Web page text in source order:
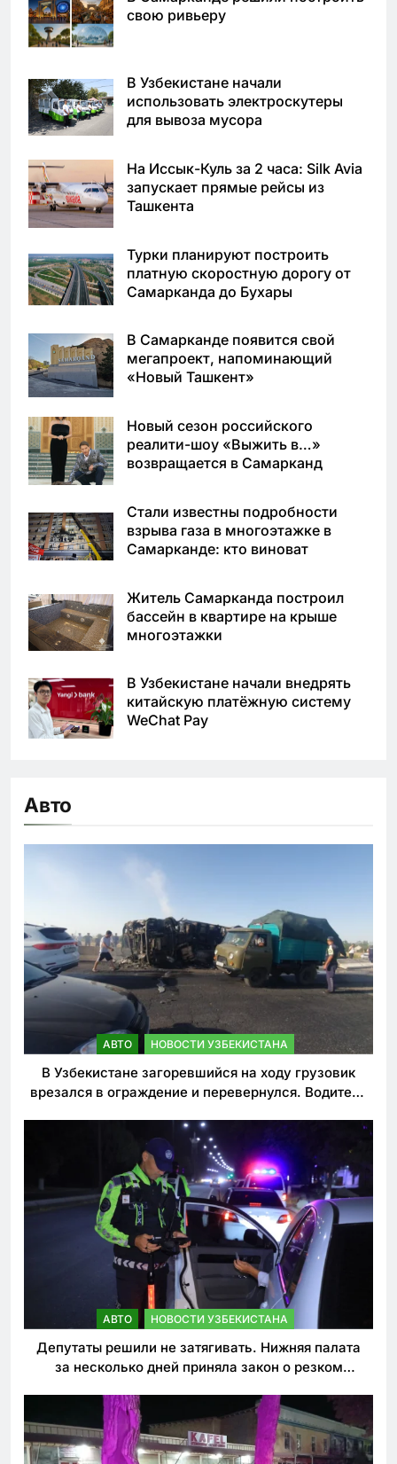
свою ривьеру
В Узбекистане начали
использовать электроскутеры
для вывоза мусора
На Иссык-Куль за 2 часа: Silk Avia
запускает прямые рейсы из
Ташкента
Турки планируют построить
платную скоростную дорогу от
Самарканда до Бухары
В Самарканде появится свой
мегапроект, напоминающий
«Новый Ташкент»
Новый сезон российского
реалити-шоу «Выжить в…»
возвращается в Самарканд
Стали известны подробности
взрыва газа в многоэтажке в
Самарканде: кто виноват
Житель Самарканда построил
бассейн в квартире на крыше
многоэтажки
В Узбекистане начали внедрять
китайскую платёжную систему
WeChat Pay
Авто
АВТО НОВОСТИ УЗБЕКИСТАНА
В Узбекистане загоревшийся на ходу грузовик
врезался в ограждение и перевернулся. Водитель
АВТО НОВОСТИ УЗБЕКИСТАНА
Депутаты решили не затягивать. Нижняя палата
за несколько дней приняла закон о резком